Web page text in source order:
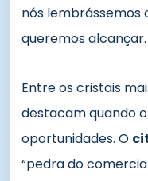
nós
queremos alcançar.
Entre os cristais
destacam quando
oportunidades. O
“pedra do